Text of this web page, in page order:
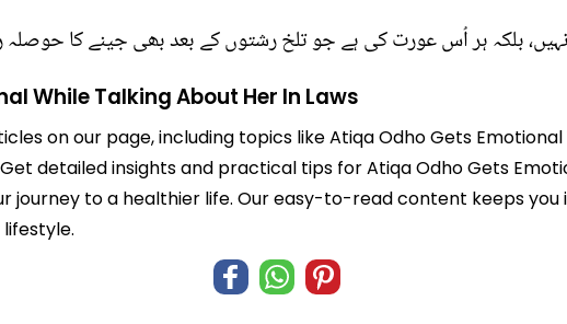
بلکہ ہر اُس عورت کی ہے جو تلخ رشتوں کے بعد بھی جینے کا حوصلہ
While Talking About Her In Laws
on our page, including topics like Atiqa Odho Gets
detailed insights and practical tips for Atiqa Odho Gets
journey to a healthier life. Our easy-to-read content keeps